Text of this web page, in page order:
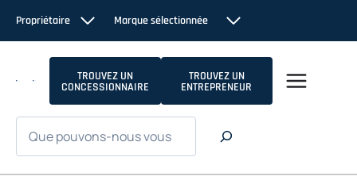
Propriétaire Marque sélectionnée
TROUVEZ UN
CONCESSIONNAIRE
TROUVEZ UN
ENTREPRENEUR